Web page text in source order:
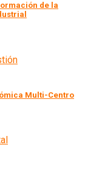
de la
Multi-Centro